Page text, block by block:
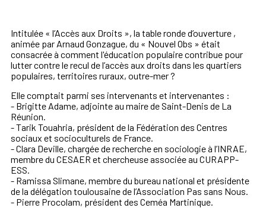
Intitulée « l’Accès aux Droits », la table ronde d’ouverture ,
animée par Arnaud Gonzague, du « Nouvel Obs » était
consacrée à comment l'éducation populaire contribue pour
lutter contre le recul de l’accès aux droits dans les quartiers
populaires, territoires ruraux, outre-mer ?
Elle comptait parmi ses intervenants et intervenantes :
- Brigitte Adame, adjointe au maire de Saint-Denis de La
Réunion.
- Tarik Touahria, président de la Fédération des Centres
sociaux et socioculturels de France.
- Clara Deville, chargée de recherche en sociologie à l’INRAE,
membre du CESAER et chercheuse associée au CURAPP-
ESS.
- Ramissa Slimane, membre du bureau national et présidente
de la délégation toulousaine de l’Association Pas sans Nous.
- Pierre Procolam, président des Ceméa Martinique.